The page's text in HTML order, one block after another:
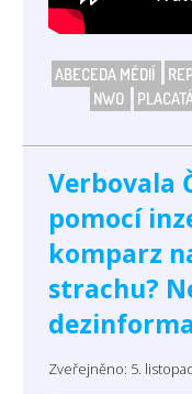
ABECEDA MÉDIÍ
NWO
Verbovala
pomocí
komparz
strachu?
Zveřejněno: 5.